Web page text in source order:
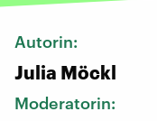
Autorin:
Julia Möckl
Moderatorin: